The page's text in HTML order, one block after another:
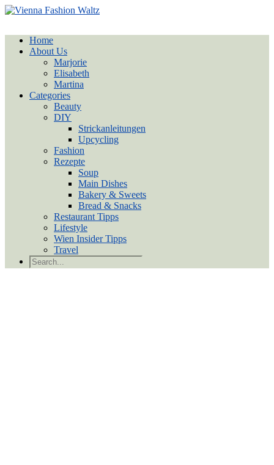
Home
About Us
Marjorie
Elisabeth
Martina
Categories
Beauty
DIY
Strickanleitungen
Upcycling
Fashion
Rezepte
Soup
Main Dishes
Bakery & Sweets
Bread & Snacks
Restaurant Tipps
Lifestyle
Wien Insider Tipps
Travel